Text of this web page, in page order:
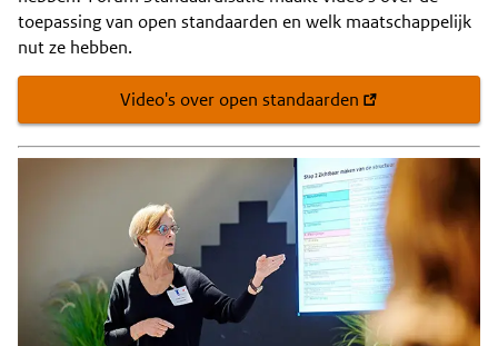
toepassing van open standaarden en welk maatschappelijk
nut ze hebben.
Video's over open standaarden